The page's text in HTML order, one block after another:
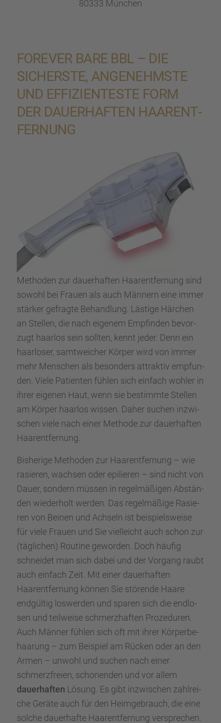
80333 München
FOREVER BARE BBL – DIE
SICHERSTE, ANGENEHMSTE
UND EFFIZI­EN­TESTE FORM
DER DAUER­HAF­TEN HAARENT­
FER­NUNG
Metho­den zur dauer­haf­ten Haarent­fer­nung sind
sowohl bei Frauen als auch Männern eine immer
stärker gefragte Behand­lung. Lästige Härchen
an Stellen, die nach eigenem Empfin­den bevor­
zugt haarlos sein sollten, kennt jeder. Denn ein
haarlo­ser, samtwei­cher Körper wird von immer
mehr Menschen als beson­ders attrak­tiv empfun­
den. Viele Patien­ten fühlen sich einfach wohler in
ihrer eigenen Haut, wenn sie bestimmte Stellen
am Körper haarlos wissen. Daher suchen inzwi­
schen viele nach einer Methode zur dauer­haf­ten
Haarent­fer­nung.
Bishe­rige Metho­den zur Haarent­fer­nung – wie
rasie­ren, wachsen oder epilie­ren – sind nicht von
Dauer, sondern müssen in regel­mä­ßi­gen Abstän­
den wieder­holt werden. Das regel­mä­ßige Rasie­
ren von Beinen und Achseln ist beispiels­weise
für viele Frauen und Sie vielleicht auch schon zur
(tägli­chen) Routine gewor­den. Doch häufig
schnei­det man sich dabei und der Vorgang raubt
auch einfach Zeit. Mit einer dauer­haf­ten
Haarent­fer­nung können Sie störende Haare
endgül­tig loswer­den und sparen sich die endlo­
sen und teilweise schmerz­haf­ten Proze­du­ren.
Auch Männer fühlen sich oft mit ihrer Körper­be­
haa­rung – zum Beispiel am Rücken oder an den
Armen – unwohl und suchen nach einer
schmerz­freien, schonen­den und vor allem
dauer­haf­ten Lösung. Es gibt inzwi­schen zahlrei­
che Geräte auch für den Heimge­brauch, die eine
solche dauer­hafte Haarent­fer­nung verspre­chen.